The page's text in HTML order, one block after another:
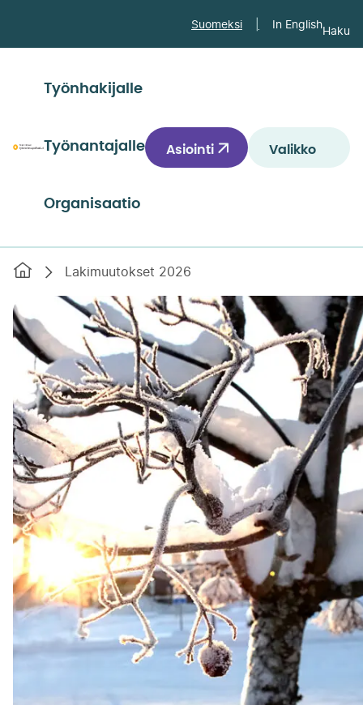
Suomeksi In English
Haku
Päijät-
työvoimapalvelut
Työnhakijalle
Työnantajalle
Organisaatio
Asiointi Valikko
EtusivuLakimuutokset 2026